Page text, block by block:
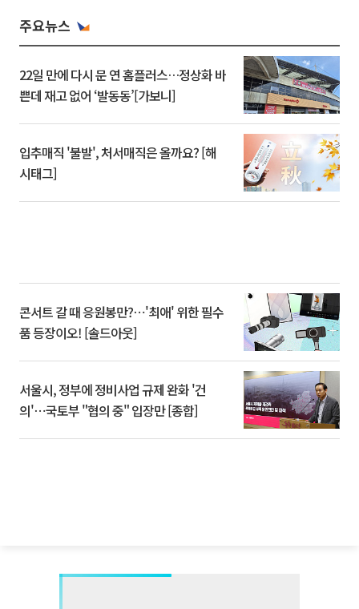
주요뉴스
22일 만에 다시 문 연 홈플러스…정상화 바
쁜데 재고 없어 ‘발동동’[가보니]
입추매직 '불발', 처서매직은 올까요? [해
시태그]
콘서트 갈 때 응원봉만?⋯'최애' 위한 필수
품 등장이오! [솔드아웃]
서울시, 정부에 정비사업 규제 완화 '건
의'⋯국토부 "협의 중" 입장만 [종합]